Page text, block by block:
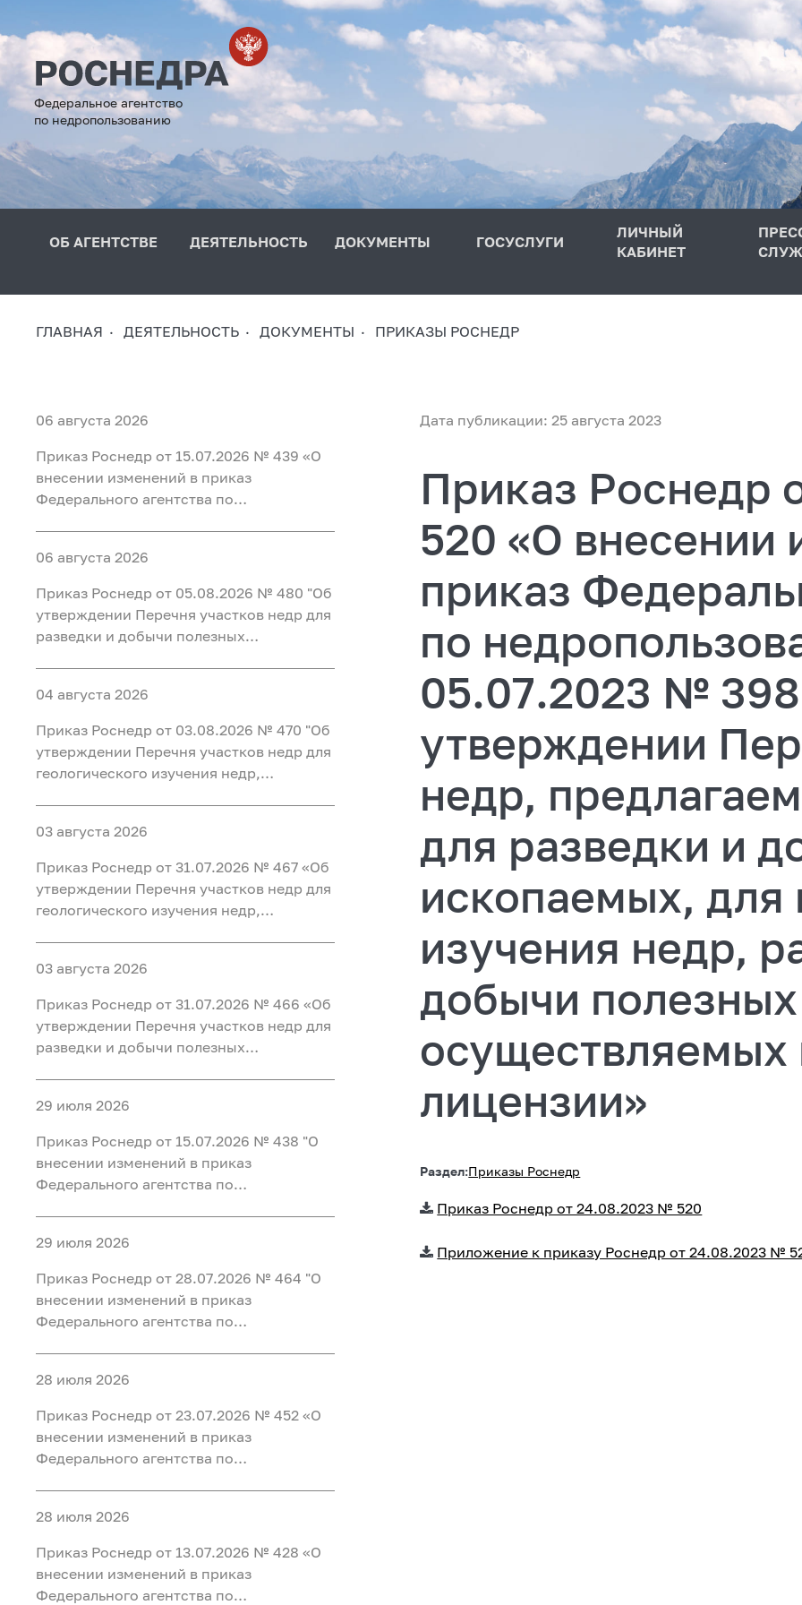
Федеральное агентство
по недропользованию
ОБ АГЕНТСТВЕ ДЕЯТЕЛЬНОСТЬ ДОКУМЕНТЫ ГОСУСЛУГИ
ЛИЧНЫЙ
КАБИНЕТ
ГЛАВНАЯ ДЕЯТЕЛЬНОСТЬ ДОКУМЕНТЫ ПРИКАЗЫ РОСНЕДР
06 августа 2026
Приказ Роснедр от 15.07.2026 № 439 «О
внесении изменений в приказ
Федерального агентства по
недр для регионального геологического
изучения недр за счет средств
федерального бюджета, для
геологического изучения недр
осуществляемого за счет федерального
бюджета, на период до 2035 года»
06 августа 2026
Приказ Роснедр от 05.08.2026 № 480 "Об
утверждении Перечня участков недр для
разведки и добычи полезных
полезных ископаемых, осуществляемых
по совмещенной лицензии,
предлагаемых в 2026 г" (УВС, ПВ, ЛГ)
04 августа 2026
Приказ Роснедр от 03.08.2026 № 470 "Об
утверждении Перечня участков недр для
геологического изучения недр,
03 августа 2026
Приказ Роснедр от 31.07.2026 № 467 «Об
утверждении Перечня участков недр для
геологического изучения недр,
03 августа 2026
Приказ Роснедр от 31.07.2026 № 466 «Об
утверждении Перечня участков недр для
разведки и добычи полезных
полезных ископаемых, осуществляемых
по совмещенной лицензии,
предлагаемых в 2026 г.» (УВС, ПВ, ЛГ)
29 июля 2026
Приказ Роснедр от 15.07.2026 № 438 "О
внесении изменений в приказ
Федерального агентства по
для геологического изучения за счет
средств федерального бюджета до 2030
года"
29 июля 2026
Приказ Роснедр от 28.07.2026 № 464 "О
внесении изменений в приказ
Федерального агентства по
участков недр для геологического
изучения за счет средств федерального
бюджета до 2030 года"
28 июля 2026
Приказ Роснедр от 23.07.2026 № 452 «О
внесении изменений в приказ
Федерального агентства по
для разведки и добычи полезных
ископаемых, для геологического
изучения недр, разведки и добычи
полезных ископаемых, осуществляемых
28 июля 2026
Приказ Роснедр от 13.07.2026 № 428 «О
внесении изменений в приказ
Федерального агентства по
Дата публикации: 25 августа 2023
Приказ Роснедр
520 «О внесении
приказ
по
05.07.2023 №
утверждении
недр,
для разведки и
ископаемых, для
изучения недр,
добычи
лицензии»
Раздел:Приказы Роснедр
Приказ Роснедр от 24.08.2023 № 520
Приложение к приказу Роснедр от 24.08.2023 №